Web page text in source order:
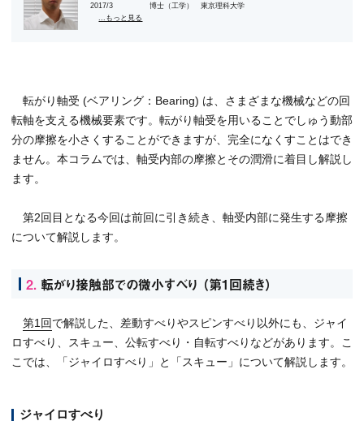
2017/3 博士（工学） 東京理科大学
...もっと見る
転がり軸受 (ベアリング：Bearing) は、さまざまな機械などの回
転軸を支える機械要素です。転がり軸受を用いることでしゅう動部
分の摩擦を小さくすることができますが、完全になくすことはでき
ません。本コラムでは、軸受内部の摩擦とその潤滑に着目し解説し
ます。
第2回目となる今回は前回に引き続き、軸受内部に発生する摩擦
について解説します。
2. 転がり接触部での微小すべり （第1回続き）
第1回で解説した、差動すべりやスピンすべり以外にも、ジャイ
ロすべり、スキュー、公転すべり・自転すべりなどがあります。こ
こでは、「ジャイロすべり」と「スキュー」について解説します。
ジャイロすべり